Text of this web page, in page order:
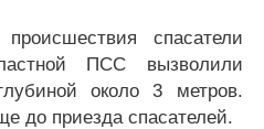
спасатели
ПСС вызволили
около 3 метров.
до приезда спасателей.